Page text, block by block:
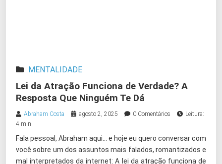
MENTALIDADE
Lei da Atração Funciona de Verdade? A
Resposta Que Ninguém Te Dá
Abraham Costa agosto 2, 2025 0 Comentários
Leitura:
4 min
Fala pessoal, Abraham aqui… e hoje eu quero conversar com
você sobre um dos assuntos mais falados, romantizados e
mal interpretados da internet: A lei da atração funciona de